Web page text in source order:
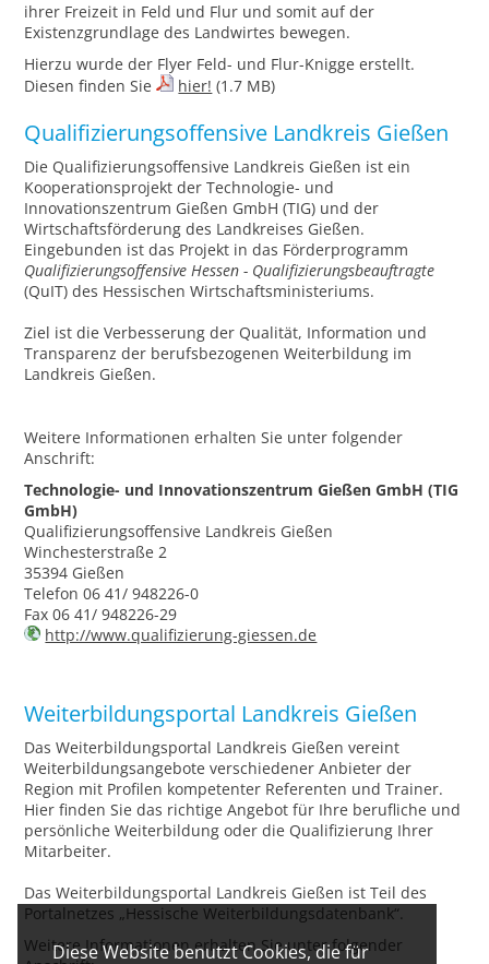
Diese Website benutzt Cookies, die für
ihrer Freizeit in Feld und Flur und somit auf der
Existenzgrundlage des Landwirtes bewegen.
Hierzu wurde der Flyer Feld- und Flur-Knigge erstellt.
Diesen finden Sie
hier! (1.7 MB)
Qualifizierungsoffensive Landkreis Gießen
Die Qualifizierungsoffensive Landkreis Gießen ist ein
Kooperationsprojekt der Technologie- und
Innovationszentrum Gießen GmbH (TIG) und der
Wirtschaftsförderung des Landkreises Gießen.
Eingebunden ist das Projekt in das Förderprogramm
Qualifizierungsoffensive Hessen - Qualifizierungsbeauftragte
(QuIT) des Hessischen Wirtschaftsministeriums.
Ziel ist die Verbesserung der Qualität, Information und
Transparenz der berufsbezogenen Weiterbildung im
Landkreis Gießen.
Weitere Informationen erhalten Sie unter folgender
Anschrift:
Technologie- und Innovationszentrum Gießen GmbH (TIG
GmbH)
Qualifizierungsoffensive Landkreis Gießen
Winchesterstraße 2
35394 Gießen
Telefon 06 41/ 948226-0
Fax 06 41/ 948226-29
http://www.qualifizierung-giessen.de
Weiterbildungsportal Landkreis Gießen
Das Weiterbildungsportal Landkreis Gießen vereint
Weiterbildungsangebote verschiedener Anbieter der
Region mit Profilen kompetenter Referenten und Trainer.
Hier finden Sie das richtige Angebot für Ihre berufliche und
persönliche Weiterbildung oder die Qualifizierung Ihrer
Mitarbeiter.
Das Weiterbildungsportal Landkreis Gießen ist Teil des
Portalnetzes „Hessische Weiterbildungsdatenbank“.
Weitere Informationen erhalten Sie unter folgender